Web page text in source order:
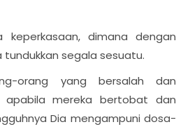
keperkasaan, dimana dengan
tundukkan segala sesuatu.
orang yang bersalah dan
apabila mereka bertobat dan
Dia mengampuni dosa-